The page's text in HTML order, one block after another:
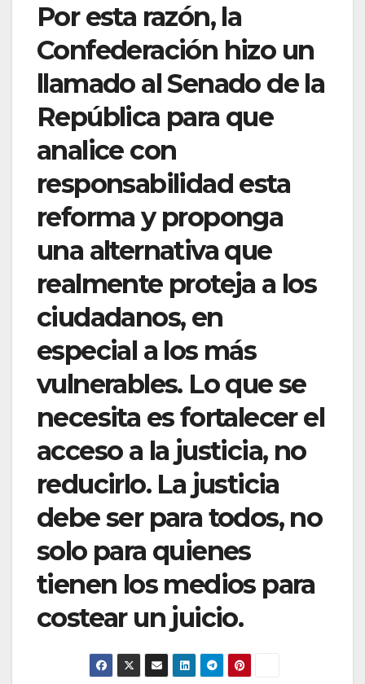
Por esta razón, la
Confederación hizo un
llamado al Senado de la
República para que
analice con
responsabilidad esta
reforma y proponga
una alternativa que
realmente proteja a los
ciudadanos, en
especial a los más
vulnerables. Lo que se
necesita es fortalecer el
acceso a la justicia, no
reducirlo. La justicia
debe ser para todos, no
solo para quienes
tienen los medios para
costear un juicio.